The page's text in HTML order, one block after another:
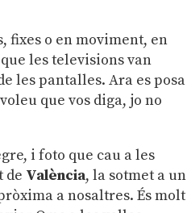
fixes o en moviment, en
les televisions van
les pantalles. Ara es posa
que vos diga, jo no
i foto que cau a les
de València, la sotmet a un
a nosaltres. És molt